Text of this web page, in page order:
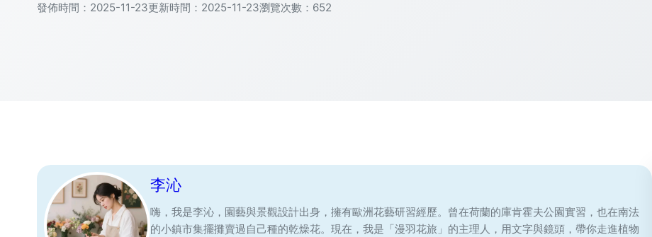
發佈時間：2025-11-23更新時間：2025-11-23瀏覽次數：652
李沁
嗨，我是李沁，園藝與景觀設計出身，擁有歐洲花藝研習經歷。曾在荷蘭的庫肯霍夫公園實習，也在南法
的小鎮市集擺攤賣過自己種的乾燥花。現在，我是「漫羽花旅」的主理人，用文字與鏡頭，帶你走進植物